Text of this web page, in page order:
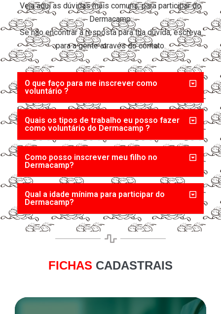
Veja aqui as dúvidas mais comuns, para participar do
Dermacamp.
Se não encontrar a resposta para tua dúvida, escreva
para a gente através do contato.
O que faço para me inscrever como
voluntário ?
Quais os tipos de trabalho eu posso fazer
como voluntário do Dermacamp ?
Como posso inscrever meu filho no
Dermacamp?
Qual a idade mínima para participar do
Dermacamp?
FICHAS CADASTRAIS